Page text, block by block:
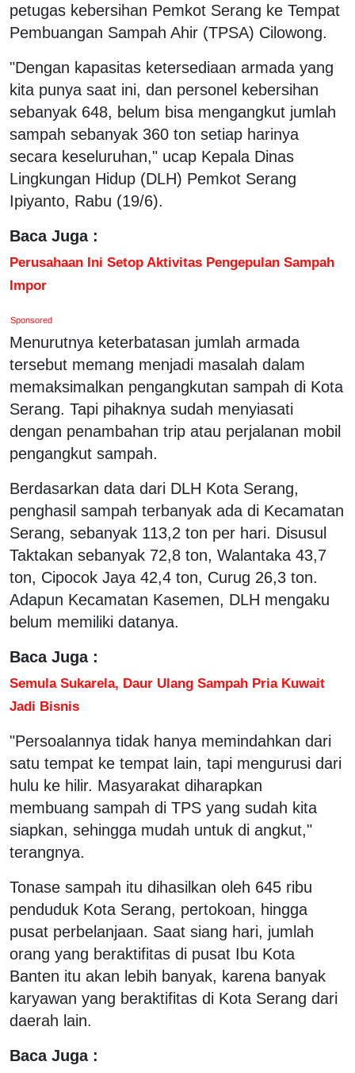
petugas kebersihan Pemkot Serang ke Tempat
Pembuangan Sampah Ahir (TPSA) Cilowong.
"Dengan kapasitas ketersediaan armada yang
kita punya saat ini, dan personel kebersihan
sebanyak 648, belum bisa mengangkut jumlah
sampah sebanyak 360 ton setiap harinya
secara keseluruhan," ucap Kepala Dinas
Lingkungan Hidup (DLH) Pemkot Serang
Ipiyanto, Rabu (19/6).
Baca Juga :
Perusahaan Ini Setop Aktivitas Pengepulan Sampah
Impor
Sponsored
Menurutnya keterbatasan jumlah armada
tersebut memang menjadi masalah dalam
memaksimalkan pengangkutan sampah di Kota
Serang. Tapi pihaknya sudah menyiasati
dengan penambahan trip atau perjalanan mobil
pengangkut sampah.
Berdasarkan data dari DLH Kota Serang,
penghasil sampah terbanyak ada di Kecamatan
Serang, sebanyak 113,2 ton per hari. Disusul
Taktakan sebanyak 72,8 ton, Walantaka 43,7
ton, Cipocok Jaya 42,4 ton, Curug 26,3 ton.
Adapun Kecamatan Kasemen, DLH mengaku
belum memiliki datanya.
Baca Juga :
Semula Sukarela, Daur Ulang Sampah Pria Kuwait
Jadi Bisnis
"Persoalannya tidak hanya memindahkan dari
satu tempat ke tempat lain, tapi mengurusi dari
hulu ke hilir. Masyarakat diharapkan
membuang sampah di TPS yang sudah kita
siapkan, sehingga mudah untuk di angkut,"
terangnya.
Tonase sampah itu dihasilkan oleh 645 ribu
penduduk Kota Serang, pertokoan, hingga
pusat perbelanjaan. Saat siang hari, jumlah
orang yang beraktifitas di pusat Ibu Kota
Banten itu akan lebih banyak, karena banyak
karyawan yang beraktifitas di Kota Serang dari
daerah lain.
Baca Juga :